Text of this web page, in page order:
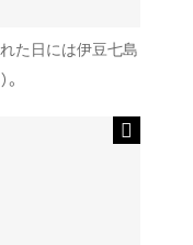
た日には伊豆七島